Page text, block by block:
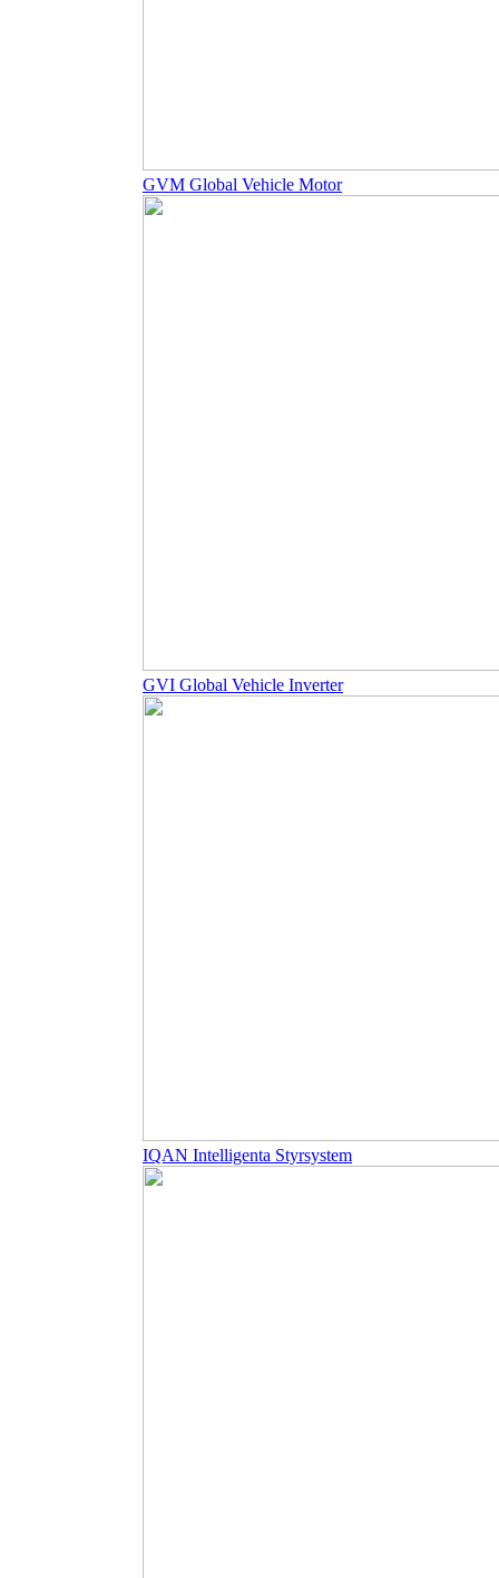
GVM Global Vehicle Motor
GVI Global Vehicle Inverter
IQAN Intelligenta Styrsystem